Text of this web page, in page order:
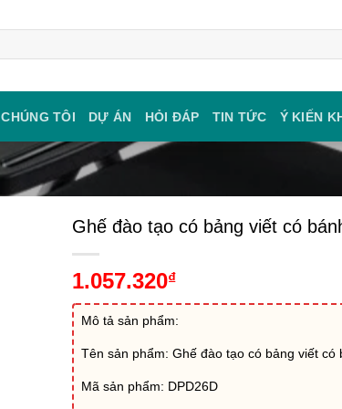
TÔI DỰ ÁN HỎI ĐÁP TIN TỨC Ý KIẾN
Ghế đào tạo có bảng viết có
1.057.320₫
Mô tả sản phẩm:
Tên sản phẩm: Ghế đào tạo có bảng viết có
Mã sản phẩm: DPD26D